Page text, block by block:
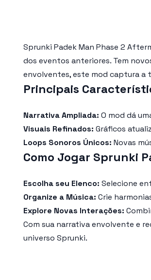
Sprunki Padek Man Phase 2
dos eventos anteriores. Tem
envolventes, este mod captura a
Principais
Narrativa Ampliada: O mod dá
Visuais Refinados: Gráficos
Loops Sonoros Únicos: Novas
Como Jogar Sprunki
Escolha seu Elenco: Selecione
Organize a Música: Crie
Explore Novas Interações:
Com sua narrativa envolvente e
universo Sprunki.